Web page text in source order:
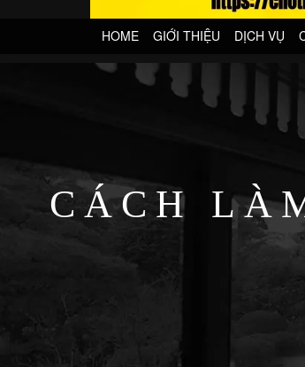
HOME GIỚI THIỆU DỊCH VỤ
CÁCH